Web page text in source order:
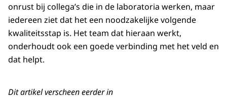
onrust bij collega’s die in de laboratoria werken, maar
iedereen ziet dat het een noodzakelijke volgende
kwaliteitsstap is. Het team dat hieraan werkt,
onderhoudt ook een goede verbinding met het veld en
dat helpt.
Dit artikel verscheen eerder in